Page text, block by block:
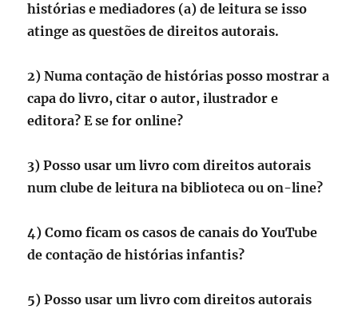
histórias e mediadores (a) de leitura se isso
atinge as questões de direitos autorais.
2) Numa contação de histórias posso mostrar a
capa do livro, citar o autor, ilustrador e
editora? E se for online?
3) Posso usar um livro com direitos autorais
num clube de leitura na biblioteca ou on-line?
4) Como ficam os casos de canais do YouTube
de contação de histórias infantis?
5) Posso usar um livro com direitos autorais